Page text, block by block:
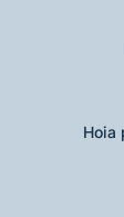
Hoia